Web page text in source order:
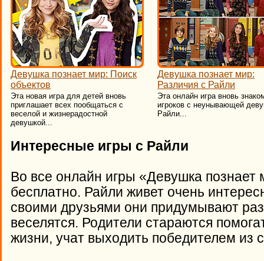
Девушка познает мир: Поиск
объектов
Эта новая игра для детей вновь
приглашает всех пообщаться с
веселой и жизнерадостной
девушкой...
Девушка познает мир:
Различия с Райли
Эта онлайн игра вновь
игроков с неунывающей
Райли...
Интересные игры с Райли
Во все онлайн игры «Девушка познает
бесплатно. Райли живет очень
своими друзьями они придумывают
веселятся. Родители стараются
жизни, учат выходить победителем из